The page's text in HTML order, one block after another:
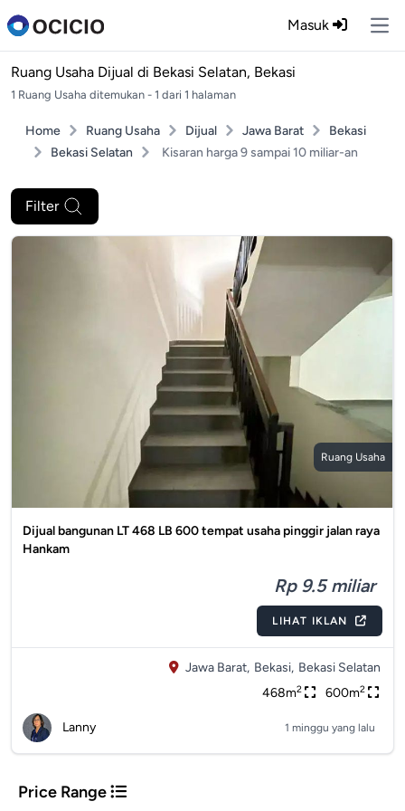
Masuk
Ruang Usaha Dijual di Bekasi Selatan, Bekasi
1 Ruang Usaha ditemukan - 1 dari 1 halaman
Home Ruang Usaha Dijual Jawa Barat
Bekasi
Bekasi Selatan
Kisaran harga 9 sampai 10 miliar-an
Filter
Ruang Usaha
Dijual bangunan LT 468 LB 600 tempat usaha pinggir jalan raya
Hankam
Rp 9.5 miliar
LIHAT IKLAN
Jawa Barat, Bekasi, Bekasi Selatan
468m2 600m2
Lanny 1 minggu yang lalu
Price Range